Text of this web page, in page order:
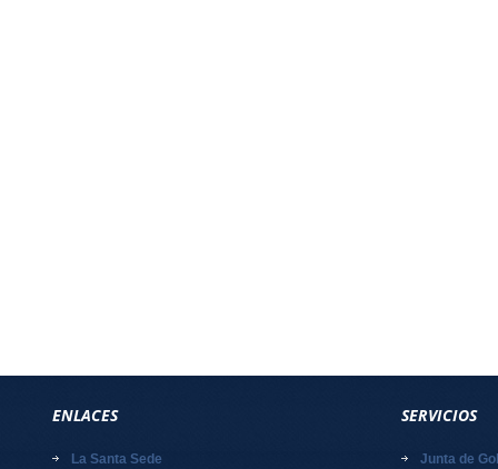
ENLACES
La Santa Sede
SERVICIOS
Junta de